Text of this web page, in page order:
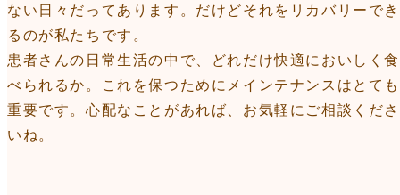
ない日々だってあります。だけどそれをリカバリーでき
るのが私たちです。
患者さんの日常生活の中で、どれだけ快適においしく食
べられるか。これを保つためにメインテナンスはとても
重要です。心配なことがあれば、お気軽にご相談くださ
いね。